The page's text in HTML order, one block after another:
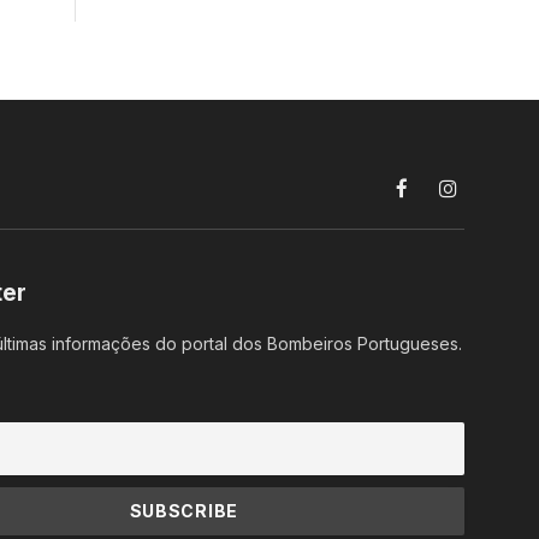
FacebookInstagram
informações do portal dos Bombeiros Portugueses.